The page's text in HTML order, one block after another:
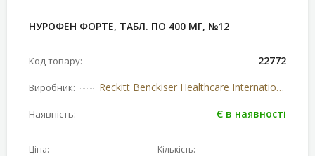
НУРОФЕН ФОРТЕ, ТАБЛ. ПО 400 МГ, №12
Код товару: 22772
Виробник: Reckitt Benckiser Healthcare International (Велика Британія)
Наявність: Є в наявності
Ціна: Кількість: